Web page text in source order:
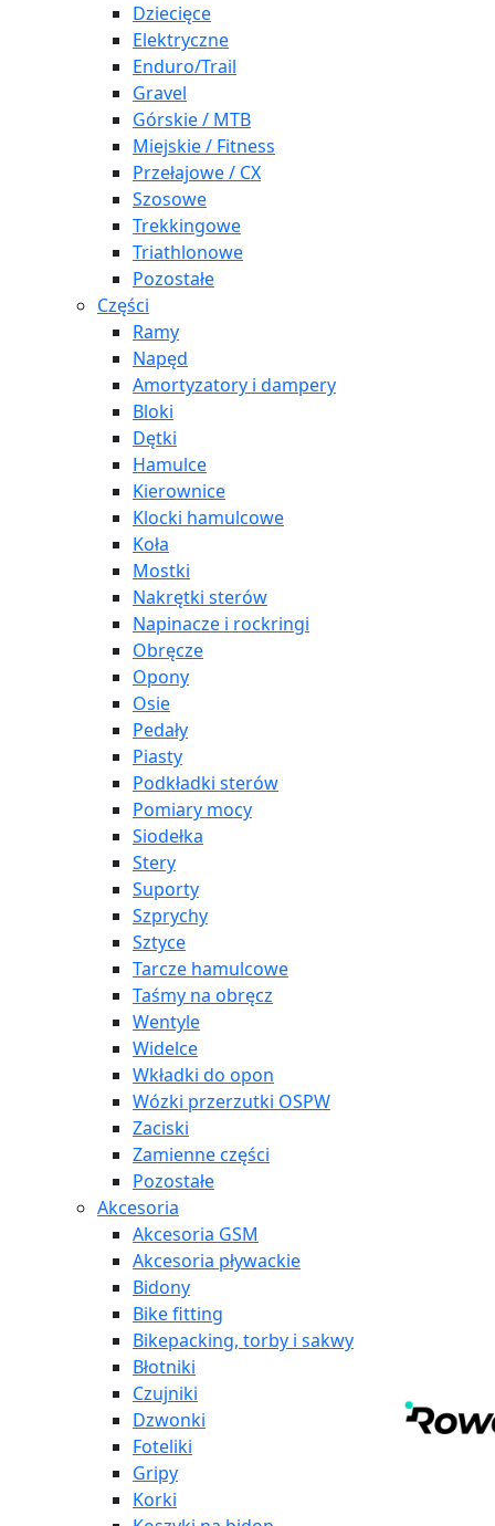
Dziecięce
Elektryczne
Enduro/Trail
Gravel
Górskie / MTB
Miejskie / Fitness
Przełajowe / CX
Szosowe
Trekkingowe
Triathlonowe
Pozostałe
Części
Ramy
Napęd
Amortyzatory i dampery
Bloki
Dętki
Hamulce
Kierownice
Klocki hamulcowe
Koła
Mostki
Nakrętki sterów
Napinacze i rockringi
Obręcze
Opony
Osie
Pedały
Piasty
Podkładki sterów
Pomiary mocy
Siodełka
Stery
Suporty
Szprychy
Sztyce
Tarcze hamulcowe
Taśmy na obręcz
Wentyle
Widelce
Wkładki do opon
Wózki przerzutki OSPW
Zaciski
Zamienne części
Pozostałe
Akcesoria
Akcesoria GSM
Akcesoria pływackie
Bidony
Bike fitting
Bikepacking, torby i sakwy
Błotniki
Czujniki
Dzwonki
Foteliki
Gripy
Korki